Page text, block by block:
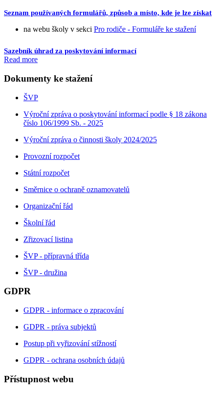
Seznam používaných formulářů, způsob a místo, kde je lze získat
na webu školy v sekci Pro rodiče - Formuláře ke stažení
Sazebník úhrad za poskytování informací
Read more
Dokumenty ke stažení
ŠVP
Výroční zpráva o poskytování informací podle § 18 zákona
číslo 106/1999 Sb. - 2025
Výroční zpráva o činnosti školy 2024/2025
Provozní rozpočet
Státní rozpočet
Směrnice o ochraně oznamovatelů
Organizační řád
Školní řád
Zřizovací listina
ŠVP - přípravná třída
ŠVP - družina
GDPR
GDPR - informace o zpracování
GDPR - práva subjektů
Postup při vyřizování stížností
GDPR - ochrana osobních údajů
Přístupnost webu